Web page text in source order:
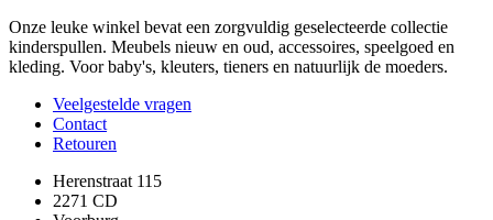
Onze leuke winkel bevat een zorgvuldig geselecteerde collectie
kinderspullen. Meubels nieuw en oud, accessoires, speelgoed en
kleding. Voor baby's, kleuters, tieners en natuurlijk de moeders.
Veelgestelde vragen
Contact
Retouren
Herenstraat 115
2271 CD